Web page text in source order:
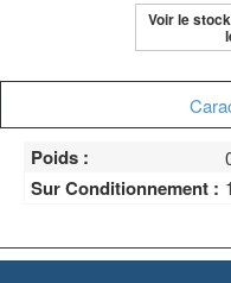
Voir le
Poids :
Sur Conditionnement :